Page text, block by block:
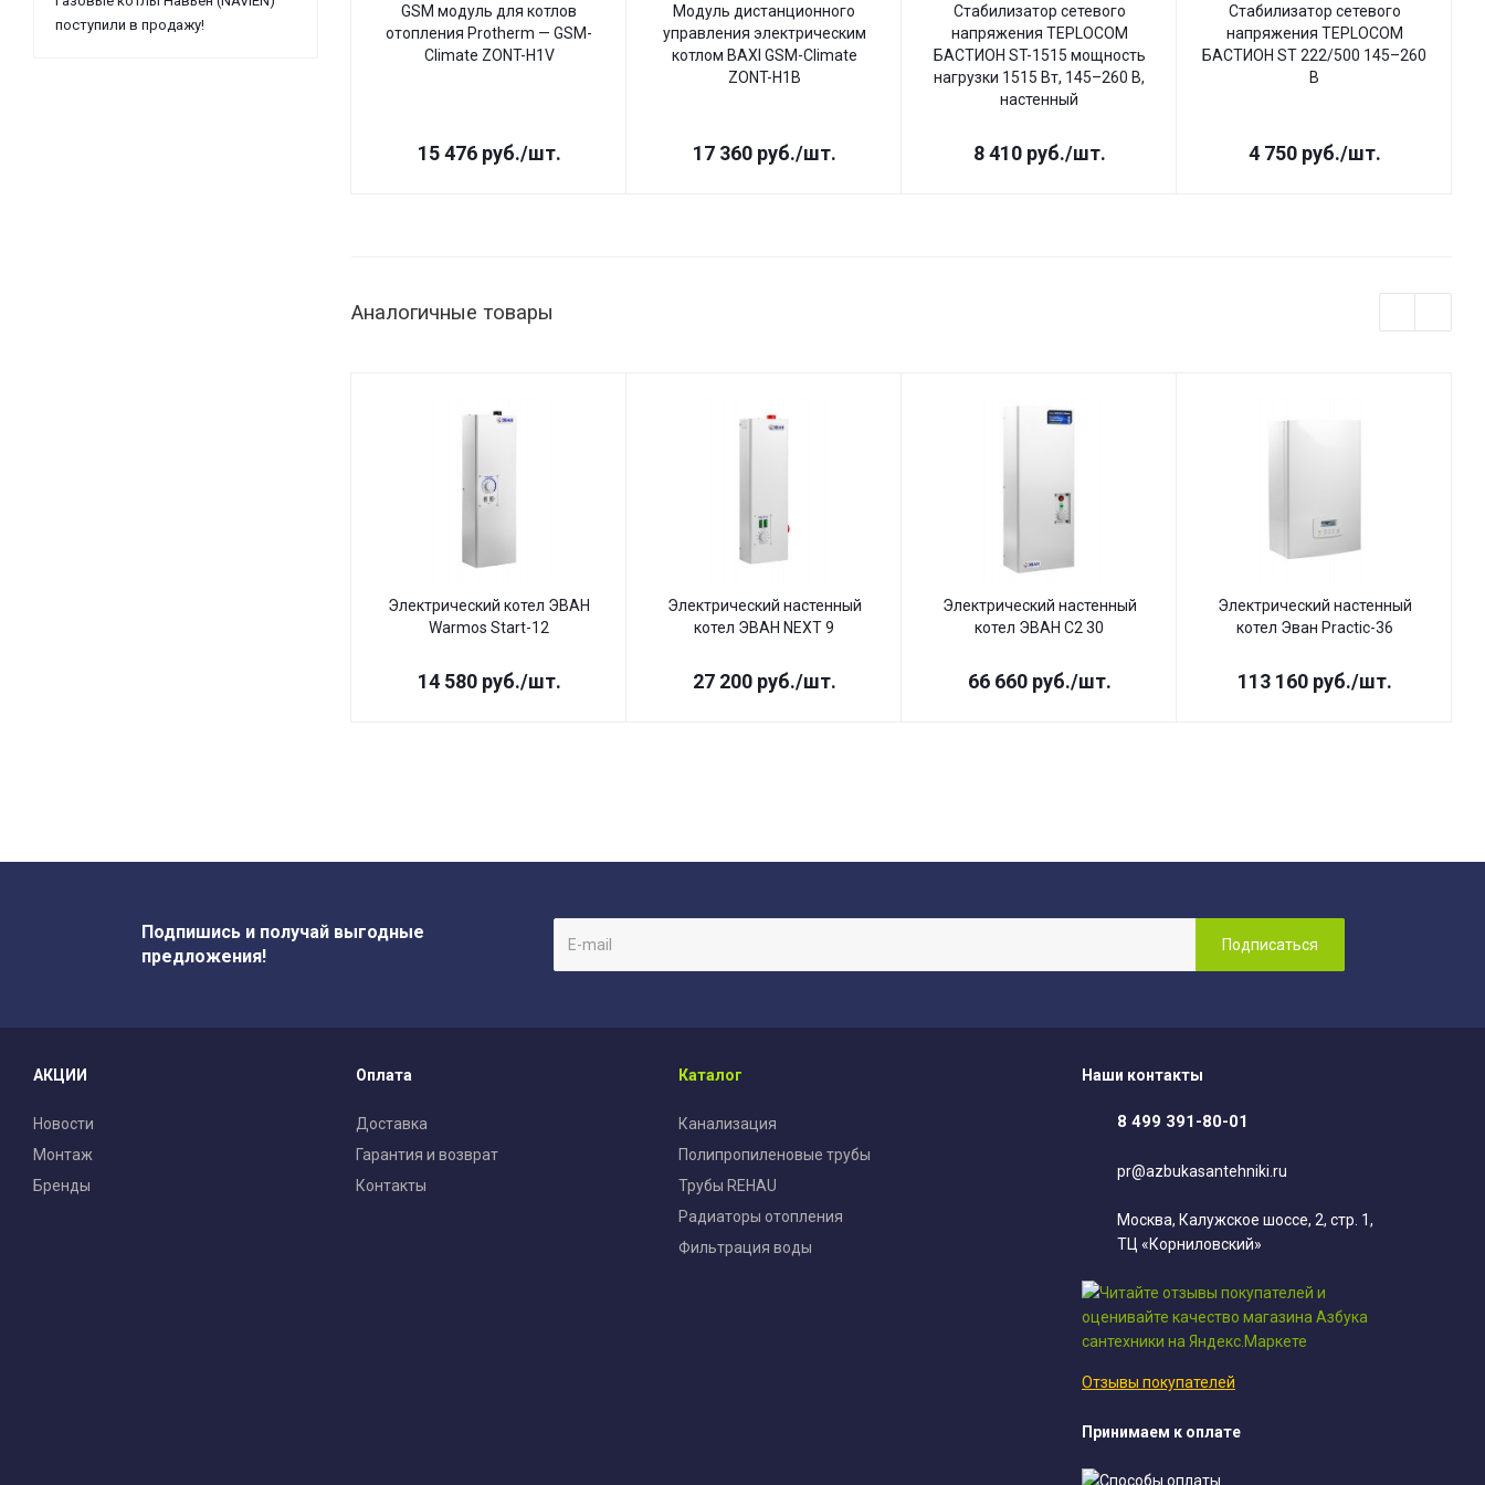
GSM модуль для котлов
отопления Protherm — GSM-
Climate ZONT-H1V
15 476руб./шт.
Модуль дистанционного
управления электрическим
котлом BAXI GSM-Climate
ZONT-H1B
17 360руб./шт.
Стабилизатор сетевого
напряжения TEPLOCOM
БАСТИОН ST-1515 мощность
нагрузки 1515 Вт, 145–260 В,
настенный
8 410руб./шт.
Стабилизатор сетевого
напряжения TEPLOCOM
БАСТИОН ST 222/500 145–260
В
4 750руб./шт.
Аналогичные товары
Электрический котел ЭВАН
Warmos Start-12
14 580руб./шт.
Электрический настенный
котел ЭВАН NEXT 9
27 200руб./шт.
Электрический настенный
котел ЭВАН С2 30
66 660руб./шт.
Электрический настенный
котел Эван Practic-36
113 160руб./шт.
поступили в продажу!
Подпишись и получай выгодные
предложения!
АКЦИИ
Новости
Монтаж
Бренды
Оплата
Доставка
Гарантия и возврат
Контакты
Каталог
Канализация
Полипропиленовые трубы
Трубы REHAU
Радиаторы отопления
Фильтрация воды
Наши контакты
8 499 391-80-01
pr@azbukasantehniki.ru
Москва, Калужское шоссе, 2, стр. 1,
ТЦ «Корниловский»
Отзывы покупателей
Принимаем к оплате